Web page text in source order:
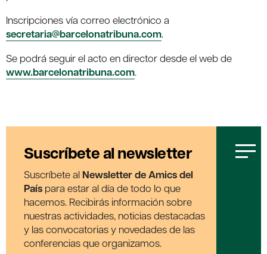
Inscripciones vía correo electrónico a
secretaria@barcelonatribuna.com.
Se podrá seguir el acto en director desde el web de
www.barcelonatribuna.com.
Suscríbete al newsletter
Suscríbete al Newsletter de Amics del
País para estar al día de todo lo que
hacemos. Recibirás información sobre
nuestras actividades, noticias destacadas
y las convocatorias y novedades de las
conferencias que organizamos.